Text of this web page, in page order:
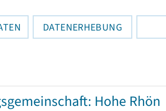
DATENERHEBUNG
Hohe Rhön